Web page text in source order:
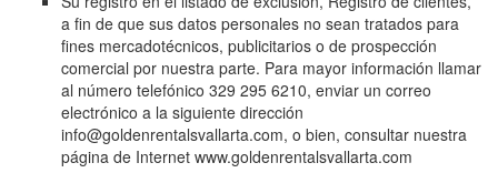
a fin de que sus datos personales no sean tratados para
fines mercadotécnicos, publicitarios o de prospección
comercial por nuestra parte. Para mayor información llamar
al número telefónico 329 295 6210, enviar un correo
electrónico a la siguiente dirección
info@goldenrentalsvallarta.com, o bien, consultar nuestra
página de Internet www.goldenrentalsvallarta.com